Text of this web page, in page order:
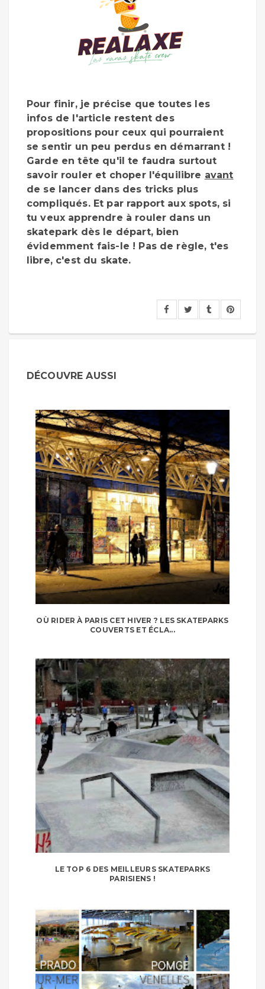
Pour finir, je précise que toutes les
infos de l'article restent des
propositions pour ceux qui pourraient
se sentir un peu perdus en démarrant !
Garde en tête qu'il te faudra surtout
savoir rouler et choper l'équilibre avant
de se lancer dans des tricks plus
compliqués. Et par rapport aux spots, si
tu veux apprendre à rouler dans un
skatepark dès le départ, bien
évidemment fais-le ! Pas de règle, t'es
libre, c'est du skate.
DÉCOUVRE AUSSI
OÙ RIDER À PARIS CET HIVER ? LES SKATEPARKS
COUVERTS ET ÉCLA...
LE TOP 6 DES MEILLEURS SKATEPARKS
PARISIENS !